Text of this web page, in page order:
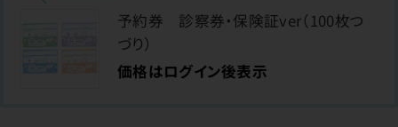
予約券 診察券・保険証ver（100枚つ
づり）
価格はログイン後表示